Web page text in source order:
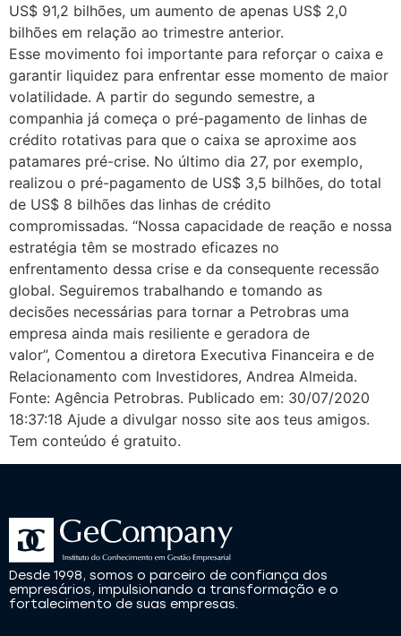
US$ 91,2 bilhões, um aumento de apenas US$ 2,0
bilhões em relação ao trimestre anterior.
Esse movimento foi importante para reforçar o caixa e
garantir liquidez para enfrentar esse momento de maior
volatilidade. A partir do segundo semestre, a
companhia já começa o pré-pagamento de linhas de
crédito rotativas para que o caixa se aproxime aos
patamares pré-crise. No último dia 27, por exemplo,
realizou o pré-pagamento de US$ 3,5 bilhões, do total
de US$ 8 bilhões das linhas de crédito
compromissadas. “Nossa capacidade de reação e nossa
estratégia têm se mostrado eficazes no
enfrentamento dessa crise e da consequente recessão
global. Seguiremos trabalhando e tomando as
decisões necessárias para tornar a Petrobras uma
empresa ainda mais resiliente e geradora de
valor”, Comentou a diretora Executiva Financeira e de
Relacionamento com Investidores, Andrea Almeida.
Fonte: Agência Petrobras. Publicado em: 30/07/2020
18:37:18 Ajude a divulgar nosso site aos teus amigos.
Tem conteúdo é gratuito.
Desde 1998, somos o parceiro de confiança dos
empresários, impulsionando a transformação e o
fortalecimento de suas empresas.